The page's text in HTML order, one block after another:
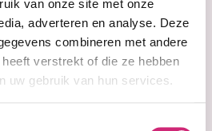
van onze site met onze
adverteren en analyse. Deze
combineren met andere
verstrekt of die ze hebben
uw gebruik van hun services.